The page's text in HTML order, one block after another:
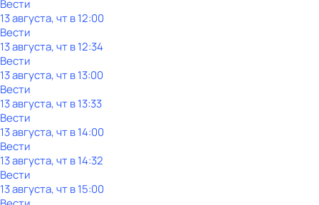
Вести
13 августа, чт в 12:00
Вести
13 августа, чт в 12:34
Вести
13 августа, чт в 13:00
Вести
13 августа, чт в 13:33
Вести
13 августа, чт в 14:00
Вести
13 августа, чт в 14:32
Вести
13 августа, чт в 15:00